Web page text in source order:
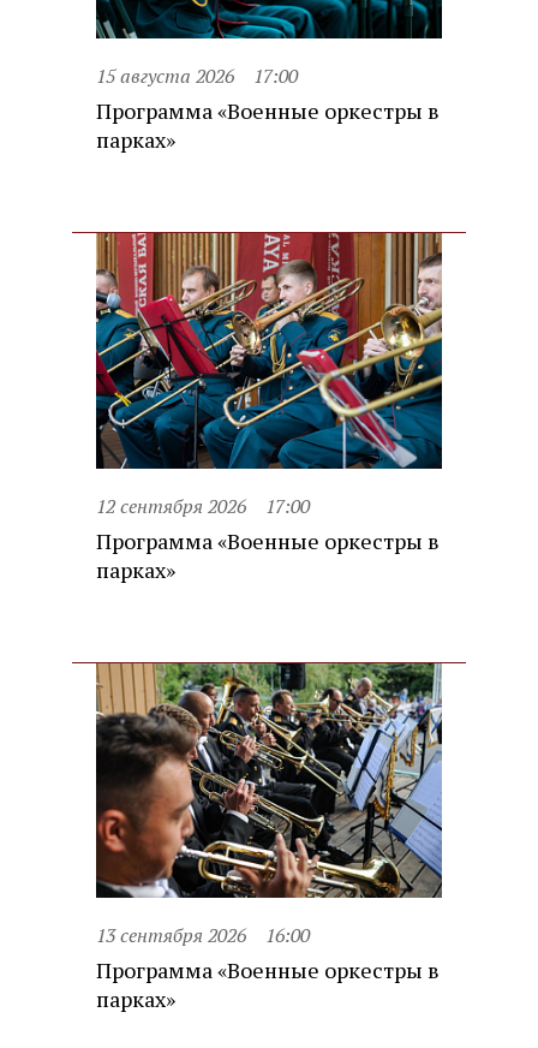
15 августа 2026 17:00
Программа «Военные оркестры в
парках»
12 сентября 2026 17:00
Программа «Военные оркестры в
парках»
13 сентября 2026 16:00
Программа «Военные оркестры в
парках»